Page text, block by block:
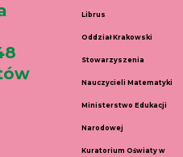
Librus
Oddział Krakowski
Stowarzyszenia
Nauczycieli Matematyki
Ministerstwo Edukacji
Narodowej
Kuratorium Oświaty w